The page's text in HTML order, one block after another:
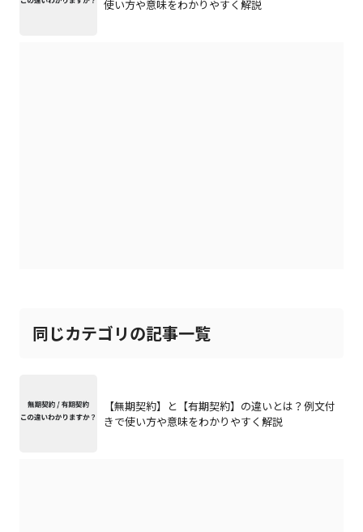
使い方や意味をわかりやすく解説
同じカテゴリの記事一覧
【無期契約】と【有期契約】の違いとは？例文付
きで使い方や意味をわかりやすく解説